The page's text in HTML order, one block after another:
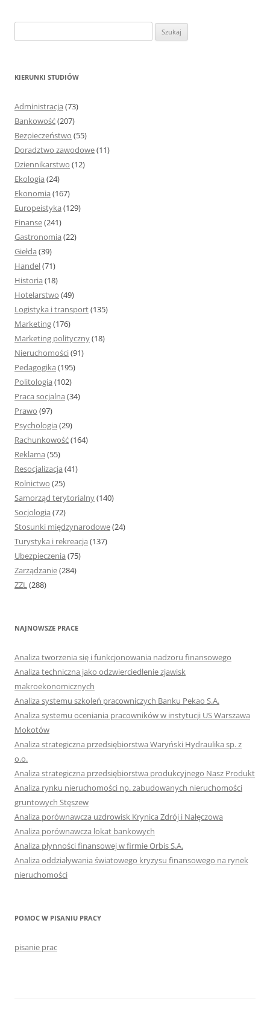
z
KIERUNKI STUDIÓW
Administracja (73)
Bankowość(207)
Bezpieczeństwo (55)
Doradztwo zawodowe(11)
Dziennikarstwo (12)
Ekologia (24)
Ekonomia (167)
Europeistyka (129)
Finanse(241)
Gastronomia (22)
Giełda (39)
Handel(71)
Historia (18)
Hotelarstwo (49)
Logistyka i transport(135)
Marketing(176)
Marketing polityczny(18)
Nieruchomości(91)
Pedagogika (195)
Politologia (102)
Praca socjalna (34)
Prawo (97)
Psychologia (29)
Rachunkowość(164)
Reklama (55)
Resocjalizacja (41)
Rolnictwo (25)
Samorząd terytorialny(140)
Socjologia (72)
Stosunki międzynarodowe(24)
Turystyka i rekreacja (137)
Ubezpieczenia (75)
Zarządzanie(284)
ZZL(288)
NAJNOWSZE PRACE
Analiza tworzenia się i funkcjonowania nadzoru finansowego
Analiza techniczna jako odzwierciedlenie zjawisk
makroekonomicznych
Analiza systemu szkoleń pracowniczych Banku Pekao S.A.
Analiza systemu oceniania pracowników w instytucji US Warszawa
Mokotów
Analiza strategiczna przedsiębiorstwa Waryński Hydraulika sp. z
o.o.
Analiza strategiczna przedsiębiorstwa produkcyjnego Nasz Produkt
Analiza rynku nieruchomości np. zabudowanych nieruchomości
gruntowych Stęszew
Analiza porównawcza uzdrowisk Krynica Zdrój i Nałęczowa
Analiza porównawcza lokat bankowych
Analiza płynności finansowej w firmie Orbis S.A.
Analiza oddziaływania światowego kryzysu finansowego na rynek
nieruchomości
POMOC W PISANIU PRACY
pisanie prac